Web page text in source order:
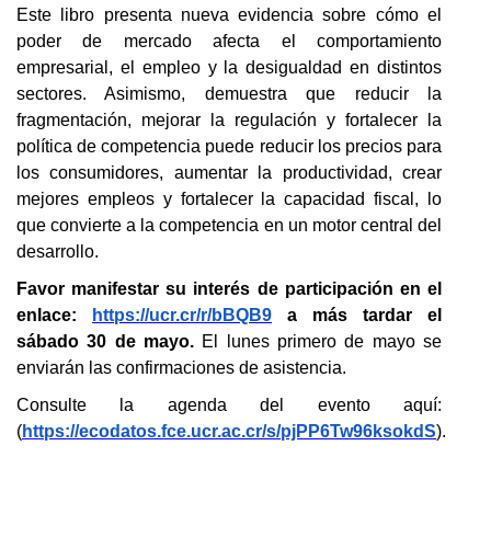
Este libro presenta nueva evidencia sobre cómo el
poder de mercado afecta el comportamiento
empresarial, el empleo y la desigualdad en distintos
sectores. Asimismo, demuestra que reducir la
fragmentación, mejorar la regulación y fortalecer la
política de competencia puede reducir los precios para
los consumidores, aumentar la productividad, crear
mejores empleos y fortalecer la capacidad fiscal, lo
que convierte a la competencia en un motor central del
desarrollo.
Favor manifestar su interés de participación en el
enlace:
https://ucr.cr/r/bBQB9
a más tardar el
sábado 30 de mayo. El lunes primero de mayo se
enviarán las confirmaciones de asistencia.
Consulte la agenda del evento aquí:
(https://ecodatos.fce.ucr.ac.cr/s/pjPP6Tw96ksokdS).